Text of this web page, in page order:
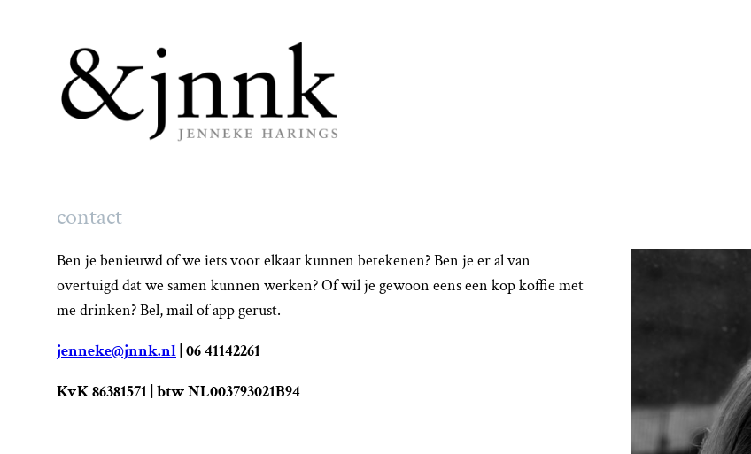
contact
Ben je benieuwd of we iets voor elkaar kunnen betekenen? Ben je er al van
overtuigd dat we samen kunnen werken? Of wil je gewoon eens een kop koffie met
me drinken? Bel, mail of app gerust.
jenneke@jnnk.nl | 06 41142261
KvK 86381571 | btw NL003793021B94